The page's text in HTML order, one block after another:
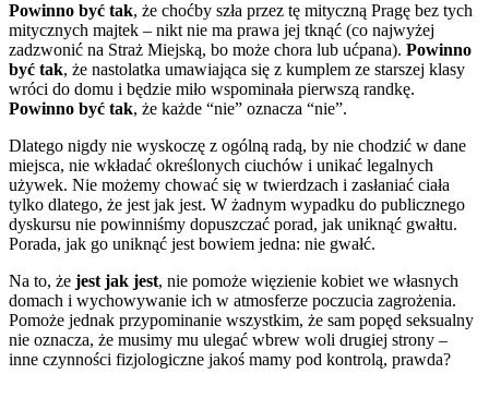
Powinno być tak, że choćby szła przez tę mityczną Pragę bez tych
mitycznych majtek – nikt nie ma prawa jej tknąć (co najwyżej
zadzwonić na Straż Miejską, bo może chora lub ućpana). Powinno
być tak, że nastolatka umawiająca się z kumplem ze starszej klasy
wróci do domu i będzie miło wspominała pierwszą randkę.
Powinno być tak, że każde “nie” oznacza “nie”.
Dlatego nigdy nie wyskoczę z ogólną radą, by nie chodzić w dane
miejsca, nie wkładać określonych ciuchów i unikać legalnych
używek. Nie możemy chować się w twierdzach i zasłaniać ciała
tylko dlatego, że jest jak jest. W żadnym wypadku do publicznego
dyskursu nie powinniśmy dopuszczać porad, jak uniknąć gwałtu.
Porada, jak go uniknąć jest bowiem jedna: nie gwałć.
Na to, że jest jak jest, nie pomoże więzienie kobiet we własnych
domach i wychowywanie ich w atmosferze poczucia zagrożenia.
Pomoże jednak przypominanie wszystkim, że sam popęd seksualny
nie oznacza, że musimy mu ulegać wbrew woli drugiej strony –
inne czynności fizjologiczne jakoś mamy pod kontrolą, prawda?